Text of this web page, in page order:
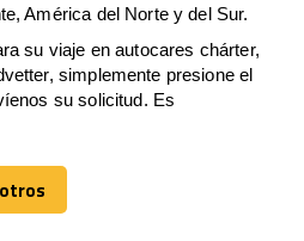
América del Norte y del Sur.
su viaje en autocares chárter,
simplemente presione el
su solicitud. Es